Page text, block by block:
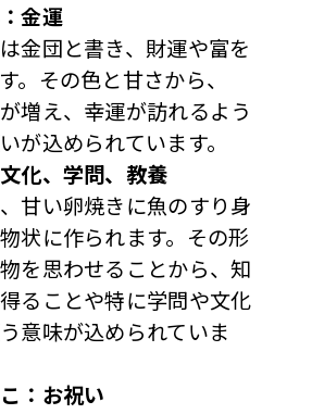
金運
金団と書き、財運や富を
。その色と甘さから、
が増え、幸運が訪れるよう
が込められています。
化、学問、教養
甘い卵焼きに魚のすり身
状に作られます。その形
を思わせることから、知
ることや特に学問や文化
意味が込められていま
：お祝い